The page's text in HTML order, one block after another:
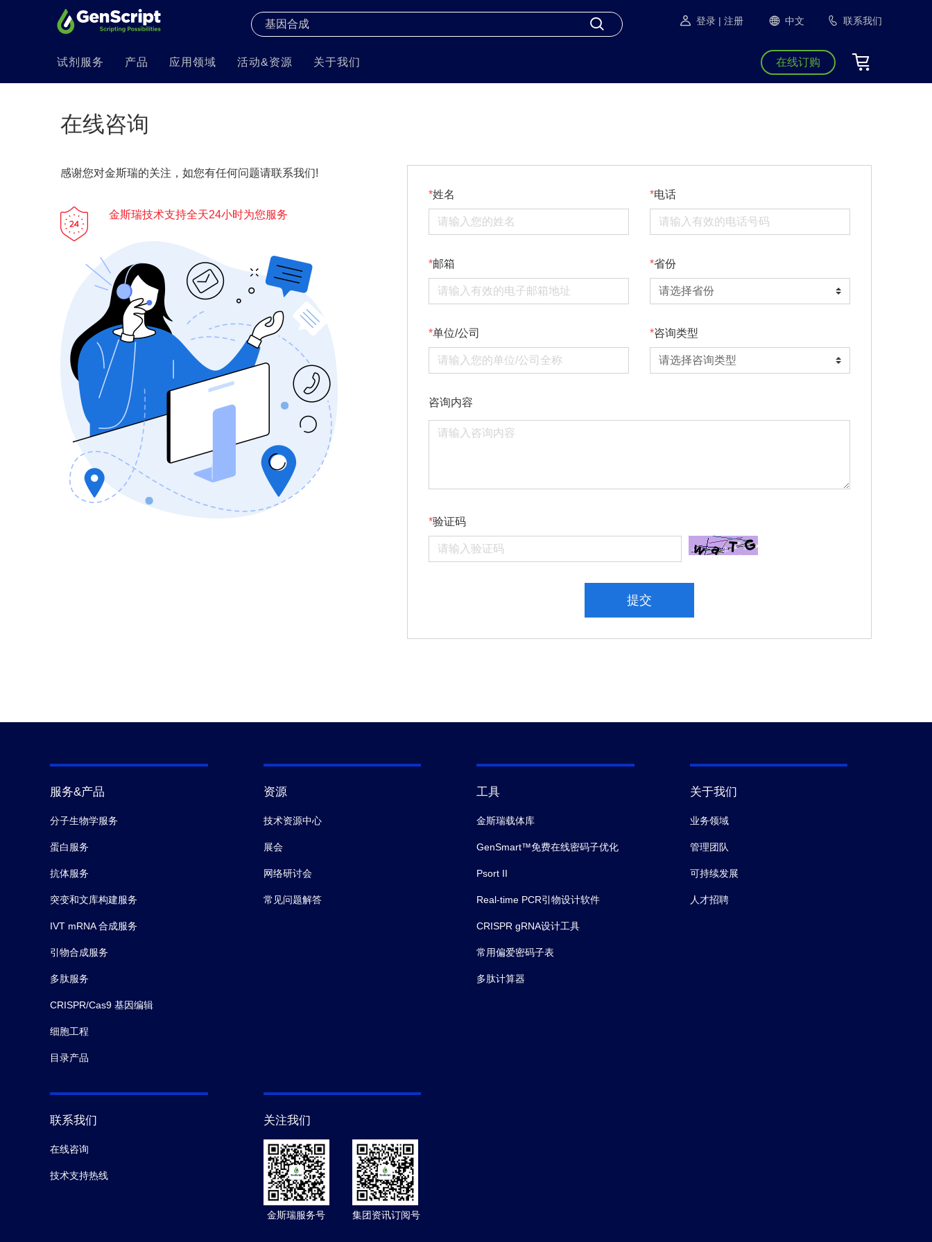
登录 | 注册 中文 联系我们
试剂服务 产品 应用领域 活动&资源 关于我们 在线订购
在线咨询
感谢您对金斯瑞的关注，如您有任何问题请联系我们!
金斯瑞技术支持全天24小时为您服务
姓名 电话
邮箱 省份
单位/公司 咨询类型
咨询内容
验证码
提交
服务&产品
分子生物学服务
蛋白服务
抗体服务
突变和文库构建服务
IVT mRNA 合成服务
引物合成服务
多肽服务
CRISPR/Cas9 基因编辑
细胞工程
目录产品
资源
技术资源中心
展会
网络研讨会
常见问题解答
工具
金斯瑞载体库
GenSmart™免费在线密码子优化
Psort II
Real-time PCR引物设计软件
CRISPR gRNA设计工具
常用偏爱密码子表
多肽计算器
关于我们
业务领域
管理团队
可持续发展
人才招聘
联系我们
在线咨询
技术支持热线
关注我们
金斯瑞服务号 集团资讯订阅号